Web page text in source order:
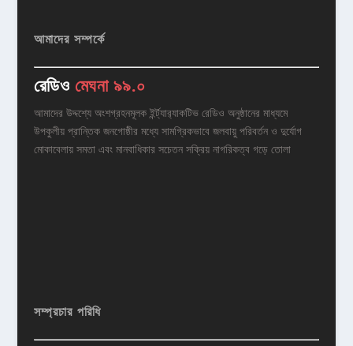
আমাদের সম্পর্কে
রেডিও মেঘনা ৯৯.০
আমাদের উদ্দশ্যে অংশগ্রহনমূলক ইর্ন্ট্যার‌্যাকটিভ রেডিও অনুষ্ঠানের মাধ্যমে
উপকুলীয় প্রান্তিক জনগোষ্ঠীর মধ্যে সামগ্রিকভাবে জলবায়ু পরিবর্তন ও দুর্যোগ
মোকাবেলায় সমতা এবং মানবাধিকার সচেতন সক্রিয় নাগরিকত্ব গড়ে তোলা
সম্প্রচার পরিধি